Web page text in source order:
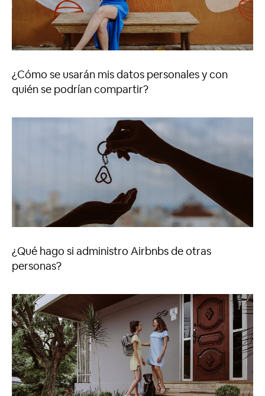
¿Cómo se usarán mis datos personales y con
quién se podrían compartir?
¿Qué hago si administro Airbnbs de otras
personas?